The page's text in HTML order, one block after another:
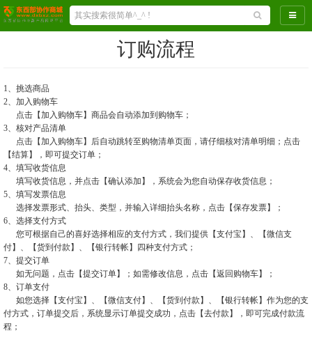
导航
订购流程
1、挑选商品
2、加入购物车
点击【加入购物车】商品会自动添加到购物车；
3、核对产品清单
点击【加入购物车】后自动跳转至购物清单页面，请仔细核对清单明细；点击
【结算】，即可提交订单；
4、填写收货信息
填写收货信息，并点击【确认添加】，系统会为您自动保存收货信息；
5、填写发票信息
选择发票形式、抬头、类型，并输入详细抬头名称，点击【保存发票】；
6、选择支付方式
您可根据自己的喜好选择相应的支付方式，我们提供【支付宝】、【微信支
付】、【货到付款】、【银行转帐】四种支付方式；
7、提交订单
如无问题，点击【提交订单】；如需修改信息，点击【返回购物车】；
8、订单支付
如您选择【支付宝】、【微信支付】、【货到付款】、【银行转帐】作为您的支
付方式，订单提交后，系统显示订单提交成功，点击【去付款】，即可完成付款流
程；